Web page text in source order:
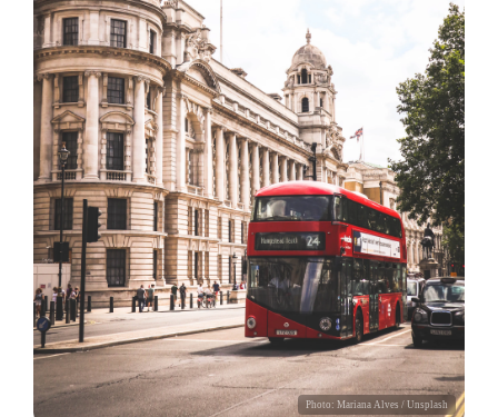
Photo: Mariana Alves / Unsplash